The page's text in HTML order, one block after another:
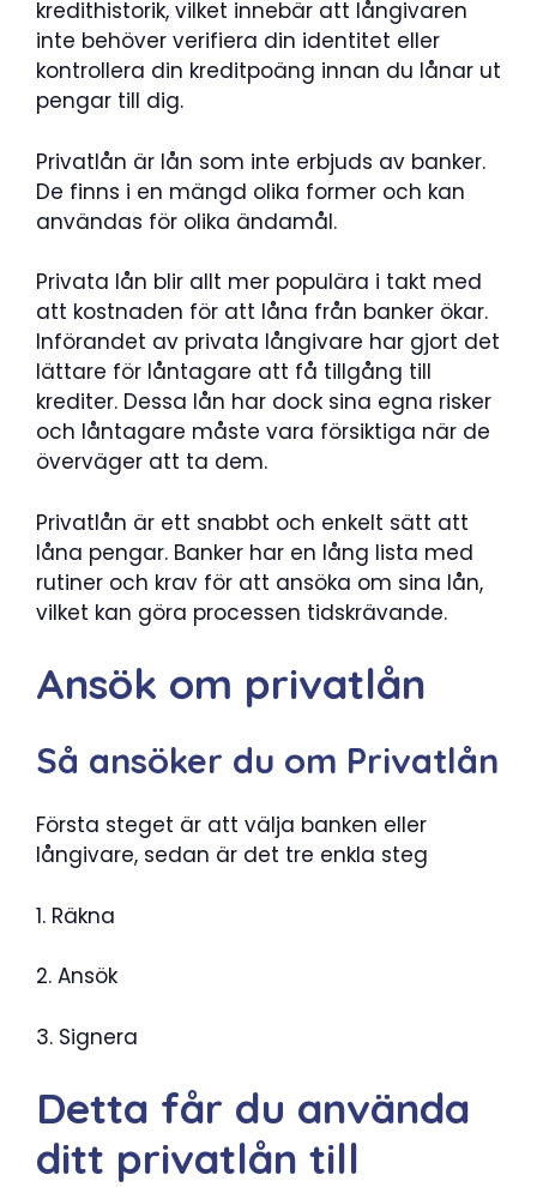
kredithistorik, vilket innebär att långivaren
inte behöver verifiera din identitet eller
kontrollera din kreditpoäng innan du lånar ut
pengar till dig.
Privatlån är lån som inte erbjuds av banker.
De finns i en mängd olika former och kan
användas för olika ändamål.
Privata lån blir allt mer populära i takt med
att kostnaden för att låna från banker ökar.
Införandet av privata långivare har gjort det
lättare för låntagare att få tillgång till
krediter. Dessa lån har dock sina egna risker
och låntagare måste vara försiktiga när de
överväger att ta dem.
Privatlån är ett snabbt och enkelt sätt att
låna pengar. Banker har en lång lista med
rutiner och krav för att ansöka om sina lån,
vilket kan göra processen tidskrävande.
Ansök om privatlån
Så ansöker du om Privatlån
Första steget är att välja banken eller
långivare, sedan är det tre enkla steg
1. Räkna
2. Ansök
3. Signera
Detta får du använda
ditt privatlån till